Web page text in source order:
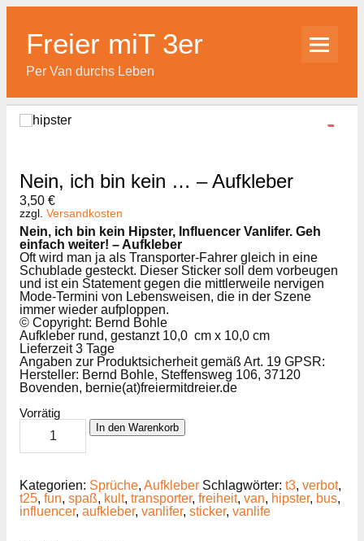
Skip
contentFreier miT 3er
Per Van durchs Leben
Nein, ich bin kein … – Aufkleber
3,50 €
zzgl. Versandkosten
Nein, ich bin kein Hipster, Influencer Vanlifer. Geh
einfach weiter! – Aufkleber
Oft wird man ja als Transporter-Fahrer gleich in eine
Schublade gesteckt. Dieser Sticker soll dem vorbeugen
und ist ein Statement gegen die mittlerweile nervigen
Mode-Termini von Lebensweisen, die in der Szene
immer wieder aufploppen.
© Copyright: Bernd Bohle
Aufkleber rund, gestanzt 10,0 cm x 10,0 cm
Lieferzeit 3 Tage
Angaben zur Produktsicherheit gemäß Art. 19 GPSR:
Hersteller: Bernd Bohle, Steffensweg 106, 37120
Bovenden, bernie(at)freiermitdreier.de
Vorrätig
Nein,
bin
-
Aufkleber
Menge
In den Warenkorb
Kategorien: Sprüche, Aufkleber Schlagwörter: t3, verbot,
t25, fun, spaß, kult, transporter, freiheit, van, hipster, bus,
influencer, aufkleber, vanlifer, sticker, vanlife